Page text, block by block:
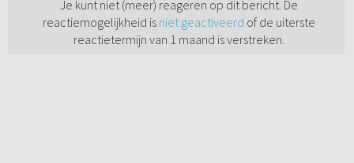
Je kunt niet (meer) reageren op dit bericht. De
reactiemogelijkheid is niet geactiveerd of de uiterste
reactietermijn van 1 maand is verstreken.